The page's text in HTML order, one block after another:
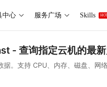
中心 服务广场 Skills
- 查询指定云机的最
。支持 CPU、内存、磁盘、网